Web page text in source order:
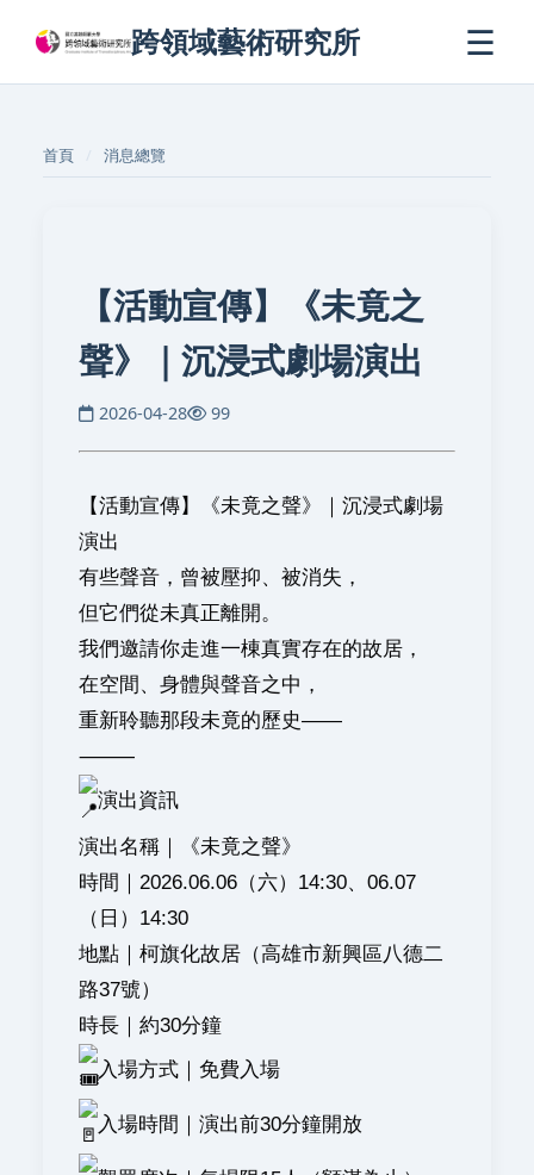
跨領域藝術研究所 ☰
首頁 消息總覽
【活動宣傳】《未竟之
聲》｜沉浸式劇場演出
2026-04-28 99
【活動宣傳】
《未竟之聲》｜沉浸式劇場
演出
有些聲音，曾被壓抑、被消失，
但它們從未真正離開。
我們邀請你走進一棟真實存在的故居，
在空間、身體與聲音之中，
重新聆聽那段未竟的歷史——
⸻
演出資訊
演出名稱｜《未竟之聲》
時間｜2026.06.06（六）14:30、06.07
（日）14:30
地點｜柯旗化故居（高雄市新興區八德二
路37號）
時長｜約30分鐘
入場方式｜免費入場
入場時間｜演出前30分鐘開放